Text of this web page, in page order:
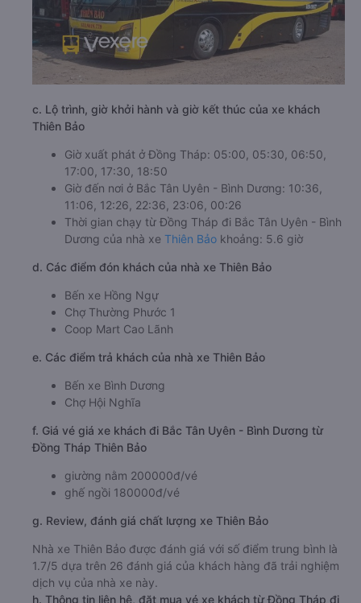
c. Lộ trình, giờ khởi hành và giờ kết thúc của xe khách
Thiên Bảo
Giờ xuất phát ở Đồng Tháp: 05:00, 05:30, 06:50,
17:00, 17:30, 18:50
Giờ đến nơi ở Bắc Tân Uyên - Bình Dương: 10:36,
11:06, 12:26, 22:36, 23:06, 00:26
Thời gian chạy từ Đồng Tháp đi Bắc Tân Uyên - Bình
Dương của nhà xe Thiên Bảo khoảng: 5.6 giờ
d. Các điểm đón khách của nhà xe Thiên Bảo
Bến xe Hồng Ngự
Chợ Thường Phước 1
Coop Mart Cao Lãnh
e. Các điểm trả khách của nhà xe Thiên Bảo
Bến xe Bình Dương
Chợ Hội Nghĩa
f. Giá vé giá xe khách đi Bắc Tân Uyên - Bình Dương từ
Đồng Tháp Thiên Bảo
giường nằm 200000đ/vé
ghế ngồi 180000đ/vé
g. Review, đánh giá chất lượng xe Thiên Bảo
Nhà xe Thiên Bảo được đánh giá với số điểm trung bình là
1.7/5 dựa trên 26 đánh giá của khách hàng đã trải nghiệm
dịch vụ của nhà xe này.
h. Thông tin liên hệ, đặt mua vé xe khách từ Đồng Tháp đi